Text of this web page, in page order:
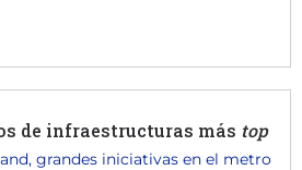
de infraestructuras más top
grandes iniciativas en el metro